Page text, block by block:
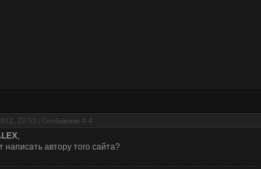
22:53 | Сообщение # 4
,
написать автору того сайта?